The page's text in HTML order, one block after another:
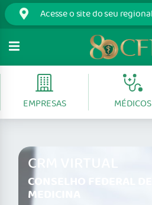
EMPRESAS MÉDICOS
CRM VIRTUAL
CONSELHO FEDERAL DE
MEDICINA